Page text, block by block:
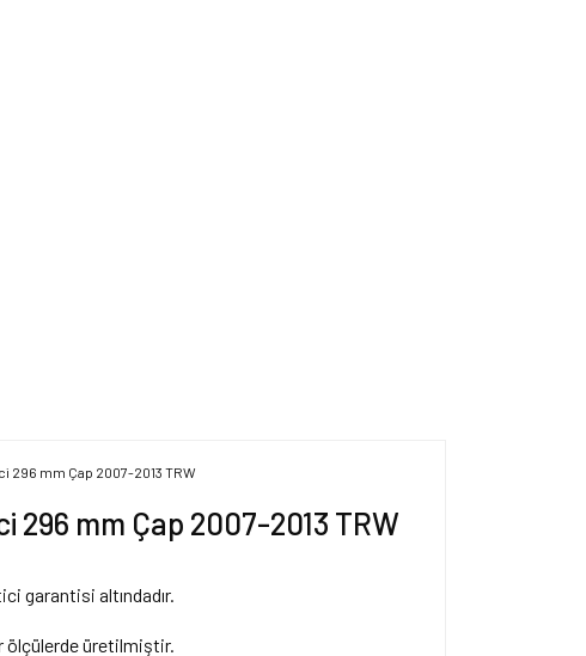
296 mm Çap 2007-2013 TRW
garantisi altındadır.
ölçülerde üretilmiştir.